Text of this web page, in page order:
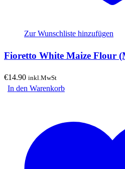
Zur Wunschliste hinzufügen
Fioretto White Maize Flour
€14.90 inkl.MwSt
In den Warenkorb